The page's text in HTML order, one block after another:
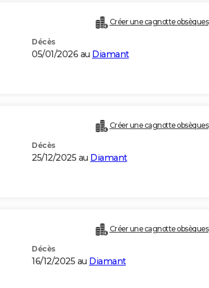
Créer une cagnotte obsèques
Décès
05/01/2026 au Diamant
Créer une cagnotte obsèques
Décès
25/12/2025 au Diamant
Créer une cagnotte obsèques
Décès
16/12/2025 au Diamant